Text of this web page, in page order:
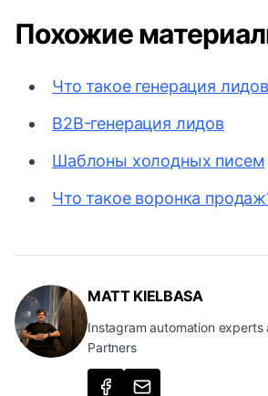
Похожие
Что такое генерация
B2B-генерация лидов
Шаблоны холодных писем
Что такое воронка
MATT KIELBASA
Instagram automation experts
Partners